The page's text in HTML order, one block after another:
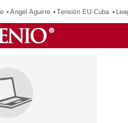
Ángel Aguirre Tensión EU-Cuba